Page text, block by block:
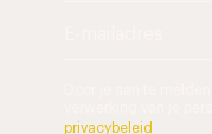
privacybeleid